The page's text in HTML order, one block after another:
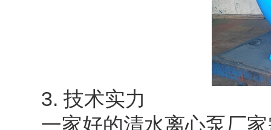
3. 技术实力
一家好的清水离心泵厂家